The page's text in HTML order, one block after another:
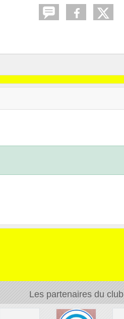
Les partenaires du club